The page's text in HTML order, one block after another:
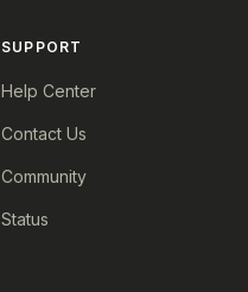
SUPPORT
Help Center
Contact Us
Community
Status